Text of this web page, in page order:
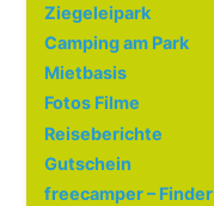
Ziegeleipark
Camping am Park
Mietbasis
Fotos Filme
Reiseberichte
Gutschein
freecamper – Finder